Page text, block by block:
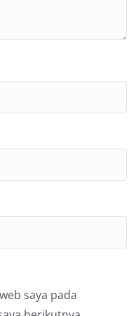
saya pada